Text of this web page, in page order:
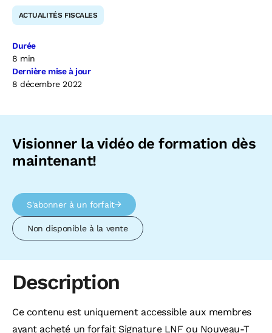
ACTUALITÉS FISCALES
Durée
8 min
Dernière mise à jour
8 décembre 2022
Visionner la vidéo de formation dès
maintenant!
S'abonner à un forfait
Non disponible à la vente
Description
Ce contenu est uniquement accessible aux membres
ayant acheté un forfait Signature LNF ou Nouveau-T